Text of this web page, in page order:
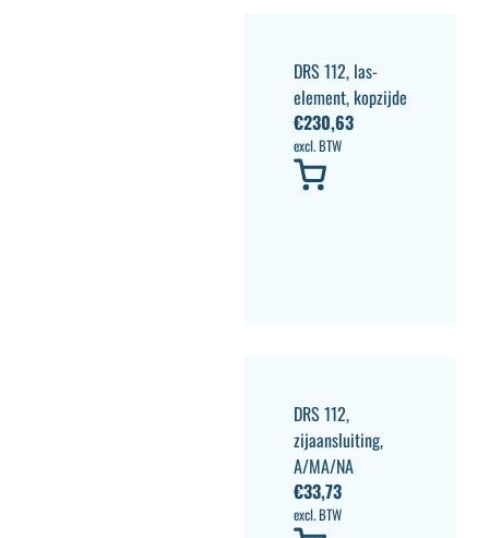
DRS 112, las-
element, kopzijde
€230,63
excl. BTW
DRS 112,
zijaansluiting,
A/MA/NA
€33,73
excl. BTW